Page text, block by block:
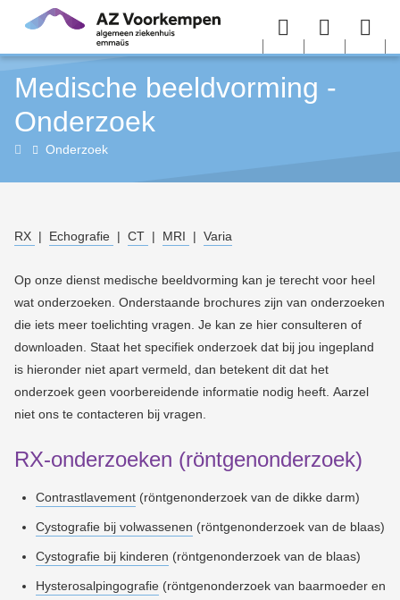
Overslaan en naar de inhoud gaan
Menu User
menu
Medische beeldvorming -
Onderzoek
Medische
Onderzoek
RX | Echografie | CT | MRI | Varia
Op onze dienst medische beeldvorming kan je terecht voor heel
wat onderzoeken. Onderstaande brochures zijn van onderzoeken
die iets meer toelichting vragen. Je kan ze hier consulteren of
downloaden. Staat het specifiek onderzoek dat bij jou ingepland
is hieronder niet apart vermeld, dan betekent dit dat het
onderzoek geen voorbereidende informatie nodig heeft. Aarzel
niet ons te contacteren bij vragen.
RX-onderzoeken (röntgenonderzoek)
Contrastlavement (röntgenonderzoek van de dikke darm)
Cystografie bij volwassenen (röntgenonderzoek van de blaas)
Cystografie bij kinderen (röntgenonderzoek van de blaas)
Hysterosalpingografie (röntgenonderzoek van baarmoeder en